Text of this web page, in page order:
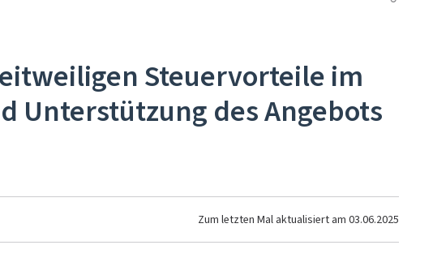
Steuervorteile im
Unterstützung des Angebots
Zum letzten Mal aktualisiert am 03.06.2025